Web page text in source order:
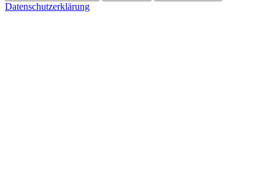
Datenschutzerklärung